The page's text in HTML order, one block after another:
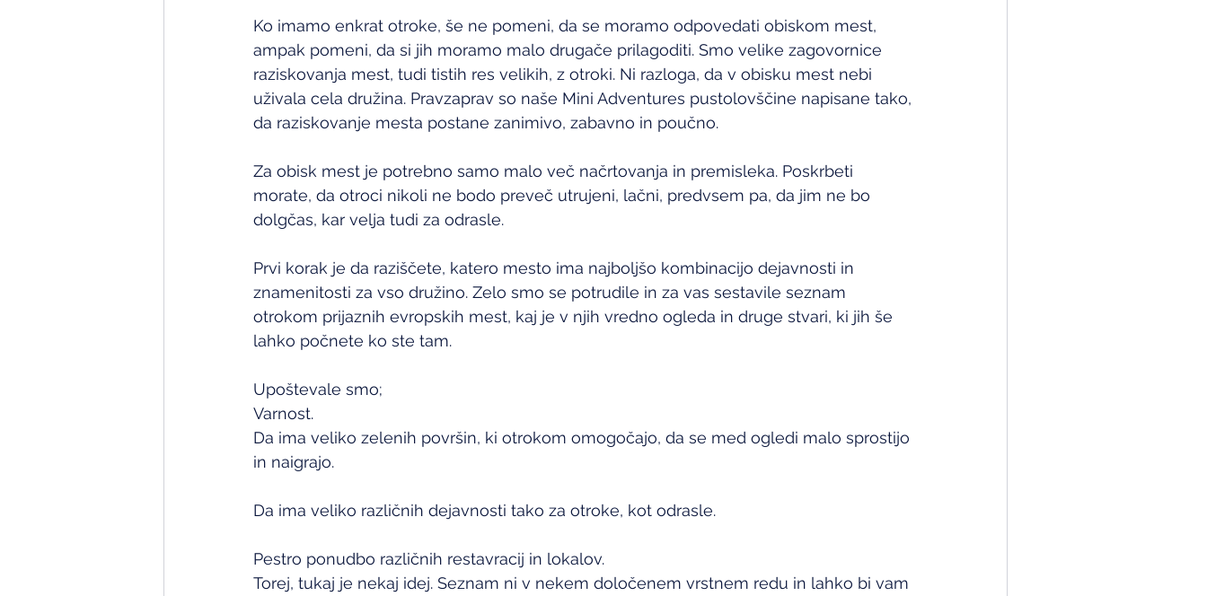
Ko imamo enkrat otroke, še ne pomeni, da se moramo odpovedati obiskom mest,
ampak pomeni, da si jih moramo malo drugače prilagoditi. Smo velike zagovornice
raziskovanja mest, tudi tistih res velikih, z otroki. Ni razloga, da v obisku mest nebi
uživala cela družina. Pravzaprav so naše Mini Adventures pustolovščine napisane tako,
da raziskovanje mesta postane zanimivo, zabavno in poučno.
Za obisk mest je potrebno samo malo več načrtovanja in premisleka. Poskrbeti
morate, da otroci nikoli ne bodo preveč utrujeni, lačni, predvsem pa, da jim ne bo
dolgčas, kar velja tudi za odrasle.
Prvi korak je da raziščete, katero mesto ima najboljšo kombinacijo dejavnosti in
znamenitosti za vso družino. Zelo smo se potrudile in za vas sestavile seznam
otrokom prijaznih evropskih mest, kaj je v njih vredno ogleda in druge stvari, ki jih še
lahko počnete ko ste tam.
Upoštevale smo;
Varnost.
Da ima veliko zelenih površin, ki otrokom omogočajo, da se med ogledi malo sprostijo
in naigrajo.
Da ima veliko različnih dejavnosti tako za otroke, kot odrasle.
Pestro ponudbo različnih restavracij in lokalov.
Torej, tukaj je nekaj idej. Seznam ni v nekem določenem vrstnem redu in lahko bi vam